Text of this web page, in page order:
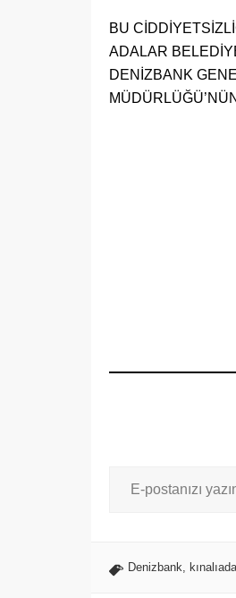
BU
ADALAR
DENİZBANK
Denizbank, kınalıada